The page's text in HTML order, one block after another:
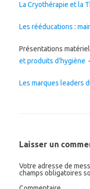
La Cryothérapie et la
Les rééducations :
Présentations
et produits d’hygiène
Les marques leaders
Laisser un
Votre adresse de
champs obligatoires